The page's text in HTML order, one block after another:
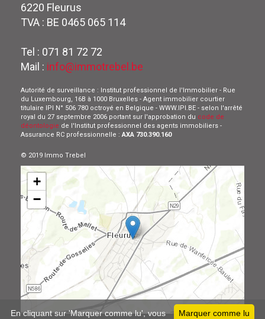
6220 Fleurus
TVA : BE 0465 065 114
Tel : 071 81 72 72
Mail : info@immotrebel.be
Autorité de surveillance : Institut professionnel de l'Immobilier - Rue
du Luxembourg, 16B à 1000 Bruxelles - Agent immobilier courtier
titulaire IPI N° 506 780 octroyé en Belgique - WWW.IPI.BE - selon l'arrêté
royal du 27 septembre 2006 portant sur l'approbation du code de
déontologie de l'Institut professionnel des agents immobiliers -
Assurance RC professionnelle :AXA 730.390.160
© 2019 Immo Trebel
+
−
Marquer comme lu
En cliquant sur 'Marquer comme lu', vous